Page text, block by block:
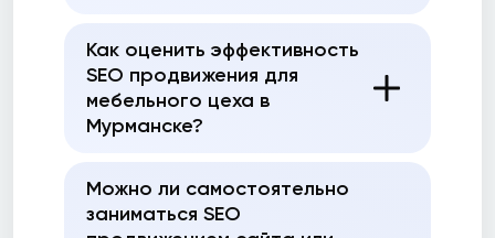
Как оценить эффективность
SEO продвижения для
мебельного цеха в
Мурманске?
Можно ли самостоятельно
заниматься SEO